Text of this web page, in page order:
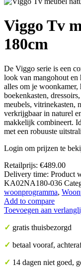
Viggo Tv
180cm
De Viggo serie is een
look van mangohout en
alles om je woonkamer,
boekenkasten,
meubels, vitrinekasten,
verkrijgbaar in naturel
makkelijk combineert.
met een robuuste
Login om prijzen te
Retailprijs: €489.00
Delivery time: Product
KA02NA180-036
woonprogramma,
Add to compare
Toevoegen aan
✓ gratis thuisbezorgd
✓ betaal vooraf,
✓ 14 dagen niet goed,